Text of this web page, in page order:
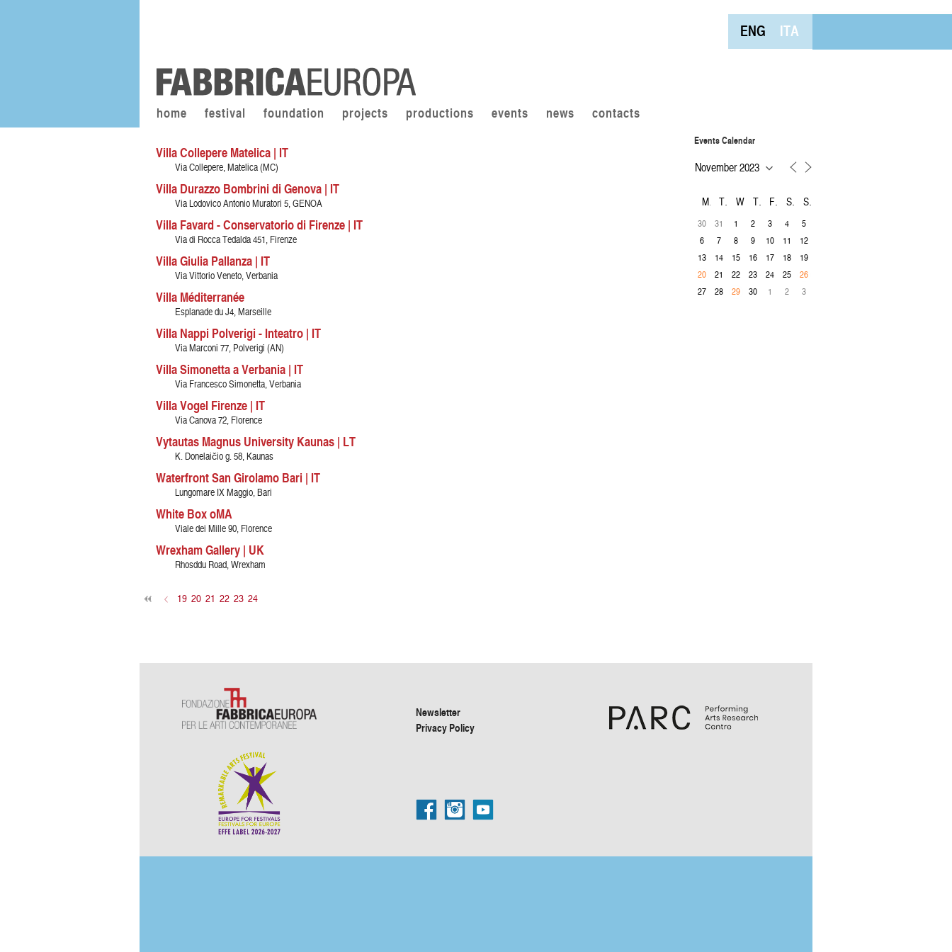
ENG ITA
home festival foundation projects productions events news contacts
Villa Collepere Matelica | IT
Via Collepere, Matelica (MC)
Villa Durazzo Bombrini di Genova | IT
Via Lodovico Antonio Muratori 5, GENOA
Villa Favard - Conservatorio di Firenze | IT
Via di Rocca Tedalda 451, Firenze
Villa Giulia Pallanza | IT
Via Vittorio Veneto, Verbania
Villa Méditerranée
Esplanade du J4, Marseille
Villa Nappi Polverigi - Inteatro | IT
Via Marconi 77, Polverigi (AN)
Villa Simonetta a Verbania | IT
Via Francesco Simonetta, Verbania
Villa Vogel Firenze | IT
Via Canova 72, Florence
Vytautas Magnus University Kaunas | LT
K. Donelaičio g. 58, Kaunas
Waterfront San Girolamo Bari | IT
Lungomare IX Maggio, Bari
White Box oMA
Viale dei Mille 90, Florence
Wrexham Gallery | UK
Rhosddu Road, Wrexham
< 19 20 21 22 23 24
Events Calendar
M T W T F S S
30 31 1 2 3 4
5
6
7 8 9 10 11
12
13
14 15 16 17 18
19
20
21 22 23 24 25
26
27
28 29 30 1 2 3
Newsletter
Privacy Policy